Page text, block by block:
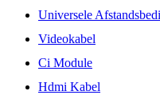
Universele
Videokabel
Ci Module
Hdmi Kabel